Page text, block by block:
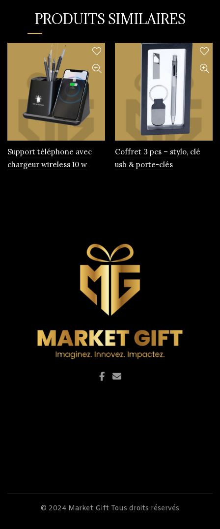
PRODUITS SIMILAIRES
Support téléphone avec
chargeur wireless 10 w
Coffret 3 pcs – stylo, clé
usb & porte-clés
© 2024 Market Gift Tous droits réservés